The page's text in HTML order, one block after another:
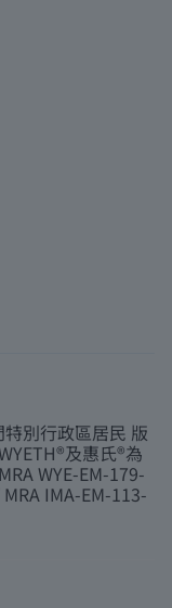
別行政區居民 版
及惠氏®為
WYE-EM-179-
IMA-EM-113-